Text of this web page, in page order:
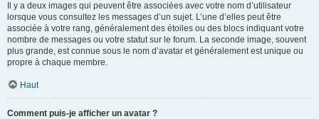
Il y a deux images qui peuvent être associées avec votre nom d’utilisateur
lorsque vous consultez les messages d’un sujet. L’une d’elles peut être
associée à votre rang, généralement des étoiles ou des blocs indiquant votre
nombre de messages ou votre statut sur le forum. La seconde image, souvent
plus grande, est connue sous le nom d’avatar et généralement est unique ou
propre à chaque membre.
Haut
Comment puis-je afficher un avatar ?